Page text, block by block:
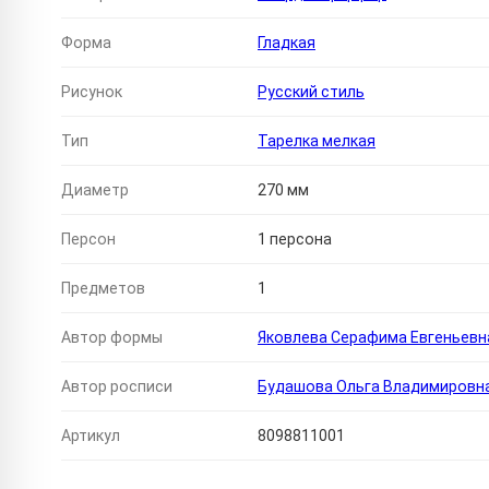
Форма Гладкая
Рисунок Русский стиль
Тип Тарелка мелкая
Диаметр 270 мм
Персон 1 персона
Предметов 1
Автор формы Яковлева Серафима
Автор росписи Будашова Ольга
Артикул 8098811001